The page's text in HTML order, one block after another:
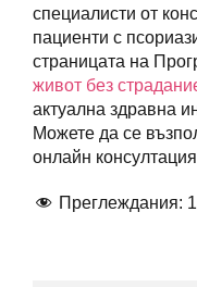
специалисти от
пациенти с
страницата на
живот без
актуална здравна
Можете да се
онлайн
Преглеждания: